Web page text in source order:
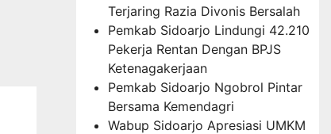
Terjaring Razia Divonis Bersalah
Pemkab Sidoarjo Lindungi 42.210
Pekerja Rentan Dengan BPJS
Ketenagakerjaan
Pemkab Sidoarjo Ngobrol Pintar
Bersama Kemendagri
Wabup Sidoarjo Apresiasi UMKM